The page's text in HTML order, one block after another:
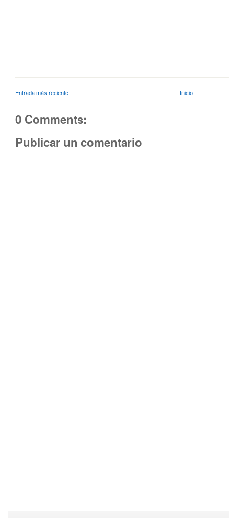
Entrada más reciente Inicio
0 Comments:
Publicar un comentario